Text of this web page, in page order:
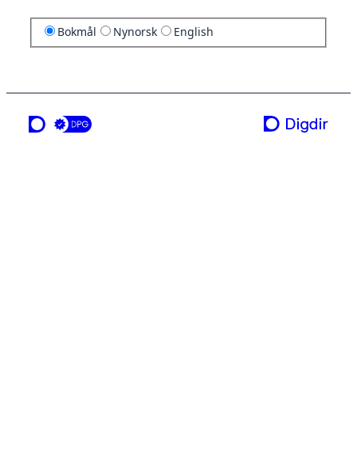
Bokmål Nynorsk English